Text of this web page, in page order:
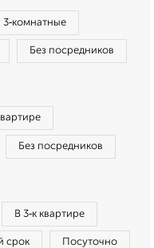
3‑комнатные
Без посредников
Без посредников
В 3‑к квартире
срок Посуточно